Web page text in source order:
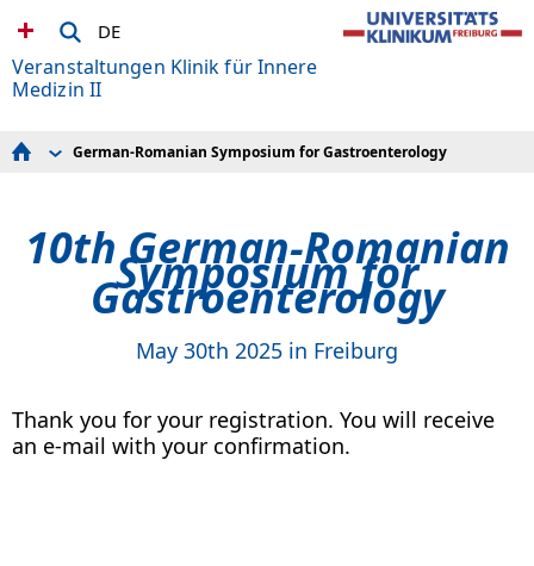
DE
Veranstaltungen Klinik für Innere
Medizin II
Freiburg
Adipositas-Tag
Praxisupdate Gastroenterologie & Hepatologie
Freiburger Endoskopietag
Fortbildung Pankreas
German-Romanian Symposium for Gastroenterology
German-Romanian Symposium for Gastroenterology
10th German-Romanian
Symposium for
Gastroenterology
May 30th 2025 in Freiburg
Thank you for your registration. You will receive
an e-mail with your confirmation.